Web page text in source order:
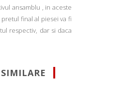
ansamblu , in aceste
final al piesei va fi
respectiv, dar si daca